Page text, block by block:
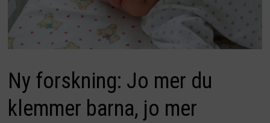
Ny forskning: Jo mer du
klemmer barna, jo mer